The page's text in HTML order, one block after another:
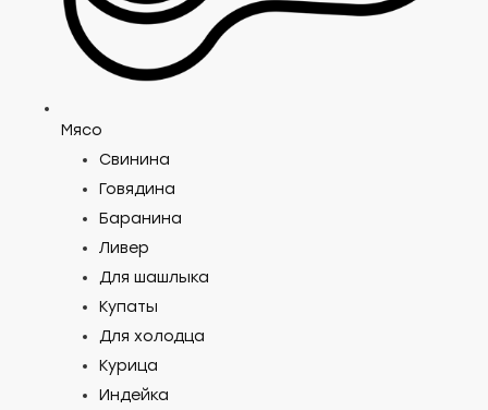
Мясо
Свинина
Говядина
Баранина
Ливер
Для шашлыка
Купаты
Для холодца
Курица
Индейка